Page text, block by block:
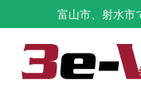
富山市、射水市